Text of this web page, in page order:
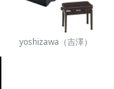
yoshizawa（吉澤）